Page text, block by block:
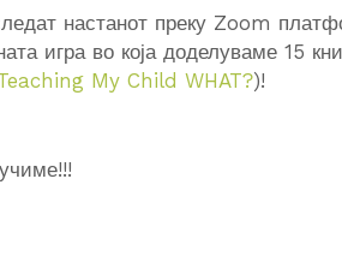
настанот преку Zoom
игра во која доделуваме 15
My Child WHAT?)!